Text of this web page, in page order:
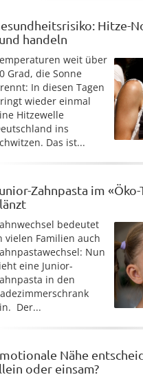
Hitze-
handeln
weit über
Grad, die Sonne
In diesen Tagen
wieder einmal
Hitzewelle
ins
Das ist...
Zahnpasta im
bedeutet
vielen Familien auch
Nun
eine Junior-
in den
Der...
Nähe
oder einsam?